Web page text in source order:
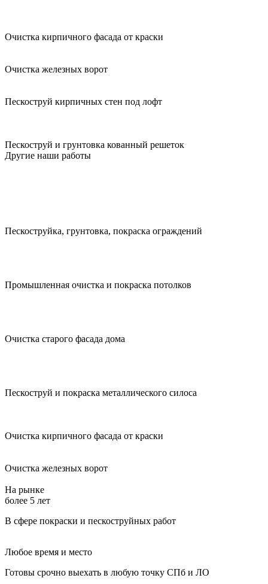
Очистка кирпичного фасада от краски
Очистка железных ворот
Пескоструй кирпичных стен под лофт
Пескоструй и грунтовка кованный решеток
Другие наши работы
Пескоструйка, грунтовка, покраска ограждений
Промышленная очистка и покраска потолков
Очистка старого фасада дома
Пескоструй и покраска металлического силоса
Очистка кирпичного фасада от краски
Очистка железных ворот
На рынке
более 5 лет
В сфере покраски и пескоструйных работ
Любое время и место
Готовы срочно выехать в любую точку СПб и ЛО